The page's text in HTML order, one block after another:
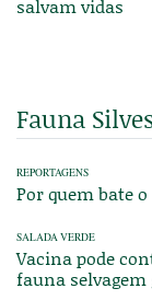
salvam vidas
Fauna
REPORTAGENS
Por quem bate
SALADA VERDE
Vacina pode
fauna selvagem